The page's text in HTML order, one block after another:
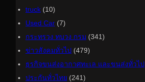
truck (10)
Used Car (7)
กระทรวง ทบวง กรม (341)
ข่าวสังคมทั่วไป (479)
ธุรกิจขนส่งอากาศทะเล และขนส่งทั่วไป
ประกันทั่วไทย (241)